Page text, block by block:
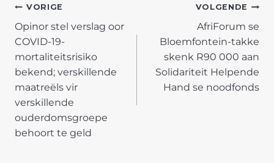
POST
NAVIGATION
VORIGE
Opinor stel verslag oor
COVID-19-
mortaliteitsrisiko
bekend; verskillende
maatreëls vir
verskillende
ouderdomsgroepe
behoort te geld
VOLGENDE
AfriForum se
Bloemfontein-takke
skenk R90 000 aan
Solidariteit Helpende
Hand se noodfonds